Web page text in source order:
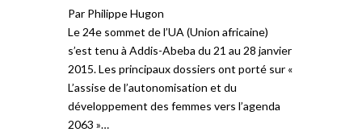
Par Philippe Hugon
Le 24e sommet de l’UA (Union africaine)
s’est tenu à Addis-Abeba du 21 au 28 janvier
2015. Les principaux dossiers ont porté sur «
L’assise de l’autonomisation et du
développement des femmes vers l’agenda
2063 »…